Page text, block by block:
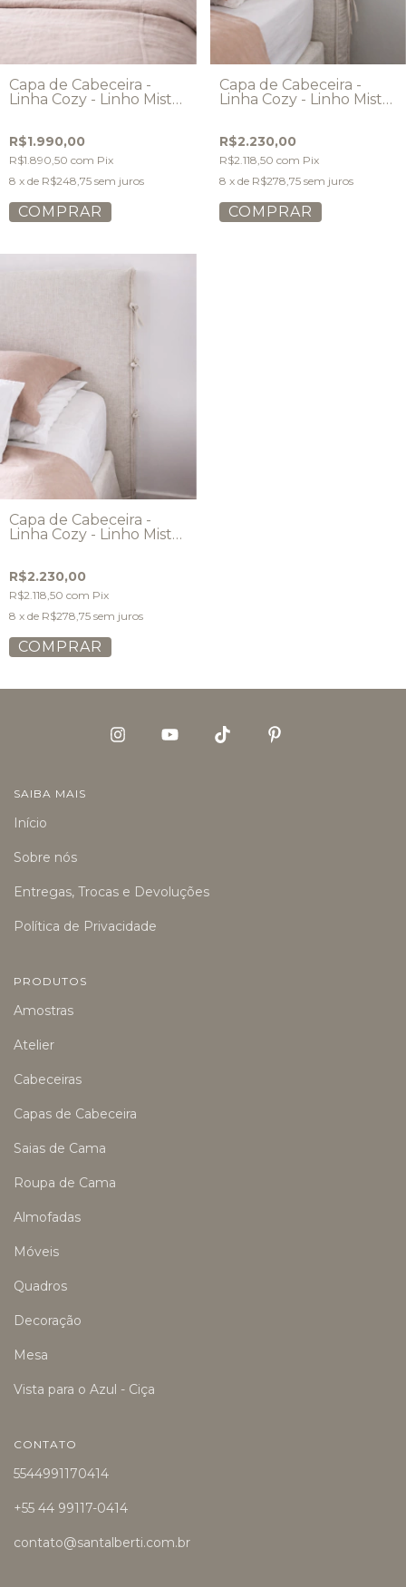
Capa de Cabeceira -
Linha Cozy - Linho Misto
R$1.990,00
R$1.890,50 com Pix
8 x de R$248,75 sem juros
COMPRAR
Capa de Cabeceira -
Linha Cozy - Linho Misto
R$2.230,00
R$2.118,50 com Pix
8 x de R$278,75 sem juros
COMPRAR
Capa de Cabeceira -
Linha Cozy - Linho Misto
R$2.230,00
R$2.118,50 com Pix
8 x de R$278,75 sem juros
COMPRAR
SAIBA MAIS
Início
Sobre nós
Entregas, Trocas e Devoluções
Política de Privacidade
PRODUTOS
Amostras
Atelier
Cabeceiras
Capas de Cabeceira
Saias de Cama
Roupa de Cama
Almofadas
Móveis
Quadros
Decoração
Mesa
Vista para o Azul - Ciça
CONTATO
5544991170414
+55 44 99117-0414
contato@santalberti.com.br